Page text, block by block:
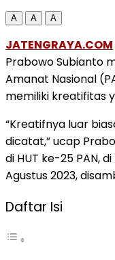
A A A
JATENGRAYA.COM
Prabowo Subianto
Amanat Nasional
memiliki kreatifitas
“Kreatifnya luar
dicatat,” ucap
di HUT ke-25 PAN,
Agustus 2023,
Daftar Isi